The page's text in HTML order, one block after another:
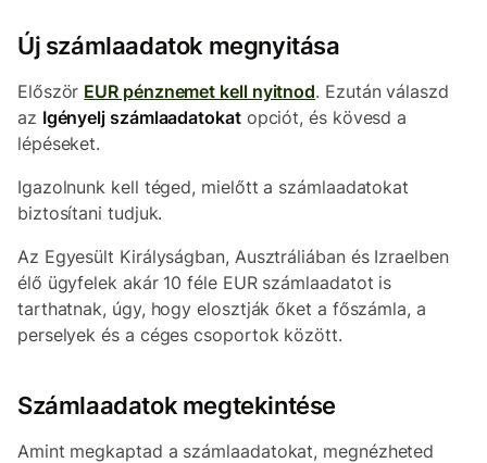
Új számlaadatok megnyitása
Először EUR pénznemet kell nyitnod. Ezután válaszd
az Igényelj számlaadatokatopciót, és kövesd a
lépéseket.
Igazolnunk kell téged, mielőtt a számlaadatokat
biztosítani tudjuk.
Az Egyesült Királyságban, Ausztráliában és Izraelben
élő ügyfelek akár 10 féle EUR számlaadatot is
tarthatnak, úgy, hogy elosztják őket a főszámla, a
perselyek és a céges csoportok között.
Számlaadatok megtekintése
Amint megkaptad a számlaadatokat, megnézheted